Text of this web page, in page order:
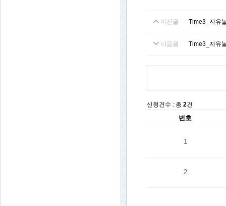
이전글 Time3_자유
다음글 Time3_자유
신청건수 : 총 2건
번호
1
2